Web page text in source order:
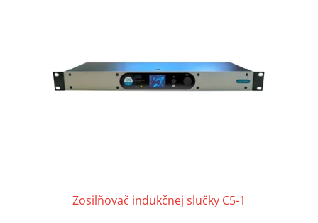
Zosilňovač indukčnej slučky C5-1